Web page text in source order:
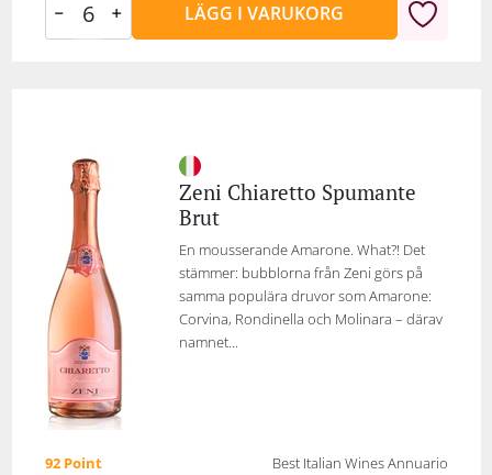
LÄGG I VARUKORG
Zeni Chiaretto Spumante
Brut
En mousserande Amarone. What?! Det
stämmer: bubblorna från Zeni görs på
samma populära druvor som Amarone:
Corvina, Rondinella och Molinara – därav
namnet...
92 Point
Best Italian Wines Annuario